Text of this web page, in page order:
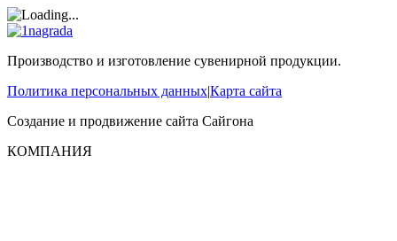
Производство и изготовление сувенирной продукции.
Политика персональных данных|Карта сайта
Создание и продвижение сайта Сайгона
КОМПАНИЯ